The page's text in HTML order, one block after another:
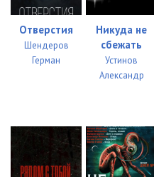
Отверстия
Шендеров
Герман
Никуда не
сбежать
Устинов
Александр